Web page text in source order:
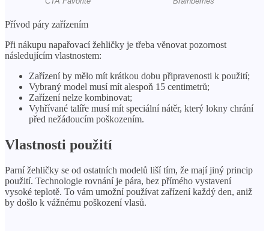
Přívod páry zařízením
Při nákupu napařovací žehličky je třeba věnovat pozornost
následujícím vlastnostem:
Zařízení by mělo mít krátkou dobu připravenosti k použití;
Vybraný model musí mít alespoň 15 centimetrů;
Zařízení nelze kombinovat;
Vyhřívané talíře musí mít speciální nátěr, který lokny chrání
před nežádoucím poškozením.
Vlastnosti použití
Parní žehličky se od ostatních modelů liší tím, že mají jiný princip
použití. Technologie rovnání je pára, bez přímého vystavení
vysoké teplotě. To vám umožní používat zařízení každý den, aniž
by došlo k vážnému poškození vlasů.